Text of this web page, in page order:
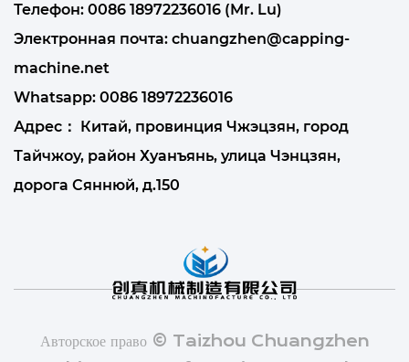
Телефон: 0086 18972236016 (Mr. Lu)
Электронная почта: chuangzhen@capping-
machine.net
Whatsapp: 0086 18972236016
Адрес： Китай, провинция Чжэцзян, город
Тайчжоу, район Хуанъянь, улица Чэнцзян,
дорога Сяннюй, д.150
Авторское право © Taizhou Chuangzhen